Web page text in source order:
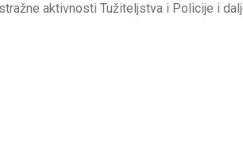
aktivnosti Tužiteljstva i Policije i